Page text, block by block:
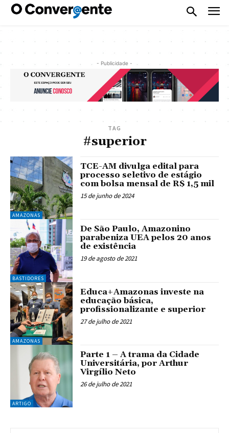
- Publicidade -
TAG
#superior
AMAZONAS
TCE-AM divulga edital para
processo seletivo de estágio
com bolsa mensal de R$ 1,5 mil
15 de junho de 2024
BASTIDORES
De São Paulo, Amazonino
parabeniza UEA pelos 20 anos
de existência
19 de agosto de 2021
AMAZONAS
Educa+Amazonas investe na
educação básica,
profissionalizante e superior
27 de julho de 2021
ARTIGO
Parte 1 – A trama da Cidade
Universitária, por Arthur
Virgílio Neto
26 de julho de 2021